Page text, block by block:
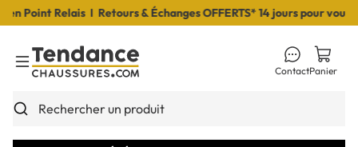
Point Relais I Retours & Échanges OFFERTS* 14 jours pour vous
Toggle Menu
Rechercher un produit
ContactPanier